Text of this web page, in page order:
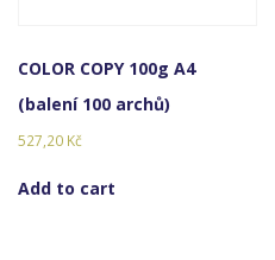
COLOR COPY 100g A4
(balení 100 archů)
527,20 Kč
Add to cart